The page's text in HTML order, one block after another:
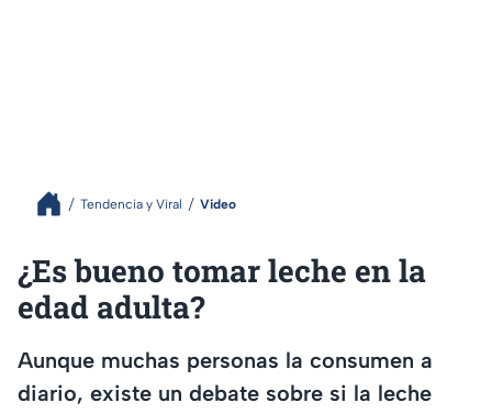
Tendencia y Viral Video
¿Es bueno tomar leche en la
edad adulta?
Aunque muchas personas la consumen a
diario, existe un debate sobre si la leche